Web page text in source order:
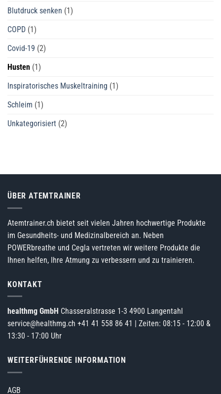
Blutdruck senken (1)
COPD (1)
Covid-19 (2)
Husten (1)
Inspiratorisches Muskeltraining (1)
Schleim (1)
Unkategorisiert (2)
ÜBER ATEMTRAINER
Atemtrainer.ch bietet seit vielen Jahren hochwertige Produkte
im Gesundheits- und Medizinalbereich an. Neben
POWERbreathe und Cegla vertreten wir weitere Produkte die
Ihnen helfen, Ihre Atmung zu verbessern und zu trainieren.
KONTAKT
healthmg GmbH Chasseralstrasse 1-3 4900 Langentahl
service@healthmg.ch +41 41 558 86 41
| Zeiten: 08:15 - 12:00 &
13:30 - 17:00 Uhr
WEITERFÜHRENDE INFORMATION
AGB